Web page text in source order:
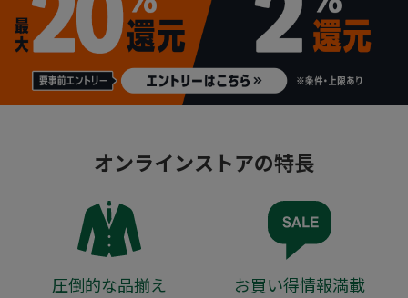
オンラインストアの特長
圧倒的な品揃え お買い得情報満載